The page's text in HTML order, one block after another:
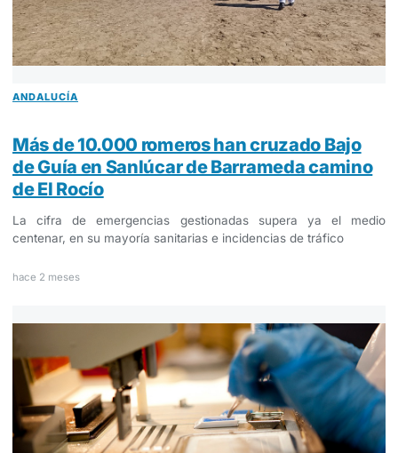
ANDALUCÍA
Más de 10.000 romeros han cruzado Bajo
de Guía en Sanlúcar de Barrameda camino
de El Rocío
La cifra de emergencias gestionadas supera ya el medio
centenar, en su mayoría sanitarias e incidencias de tráfico
hace 2 meses